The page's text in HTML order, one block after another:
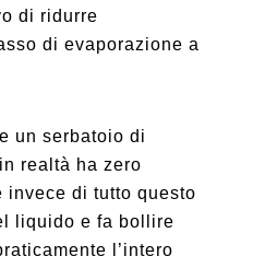
di ridurre
di evaporazione a
un serbatoio di
realtà ha zero
invece di tutto questo
liquido e fa bollire
l’intero